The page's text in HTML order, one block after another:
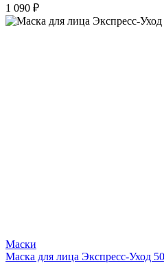
1 090 ₽
Маски
Маска для лица Экспресс-Уход